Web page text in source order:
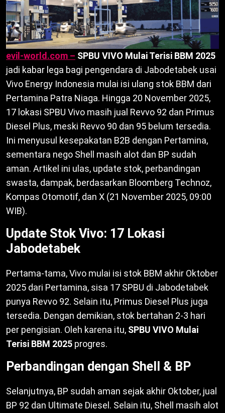
evil-world.com – SPBU VIVO Mulai Terisi BBM 2025
jadi kabar lega bagi pengendara di Jabodetabek usai
Vivo Energy Indonesia mulai isi ulang stok BBM dari
Pertamina Patra Niaga. Hingga 20 November 2025,
17 lokasi SPBU Vivo masih jual Revvo 92 dan Primus
Diesel Plus, meski Revvo 90 dan 95 belum tersedia.
Ini menyusul kesepakatan B2B dengan Pertamina,
sementara nego Shell masih alot dan BP sudah
aman. Artikel ini ulas, update stok, perbandingan
swasta, dampak, berdasarkan Bloomberg Technoz,
Kompas Otomotif, dan X (21 November 2025, 09:00
WIB).
Update Stok Vivo: 17 Lokasi
Jabodetabek
Pertama-tama, Vivo mulai isi stok BBM akhir Oktober
2025 dari Pertamina, sisa 17 SPBU di Jabodetabek
punya Revvo 92. Selain itu, Primus Diesel Plus juga
tersedia. Dengan demikian, stok bertahan 2-3 hari
per pengisian. Oleh karena itu, SPBU VIVO Mulai
Terisi BBM 2025 progres.
Perbandingan dengan Shell & BP
Selanjutnya, BP sudah aman sejak akhir Oktober, jual
BP 92 dan Ultimate Diesel. Selain itu, Shell masih alot